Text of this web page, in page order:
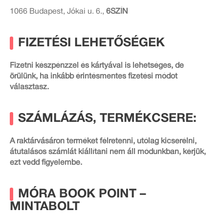
1066 Budapest, Jókai u. 6., 6SZÍN
FIZETÉSI LEHETŐSÉGEK
Fizetni készpénzzel és kártyával is lehetséges, de
örülünk, ha inkább érintésmentes fizetési módot
választasz.
SZÁMLÁZÁS, TERMÉKCSERE:
A raktárvásáron terméket félretenni, utólag kicserélni,
átutalásos számlát kiállítani nem áll módunkban, kérjük,
ezt vedd figyelembe.
MÓRA BOOK POINT –
MINTABOLT